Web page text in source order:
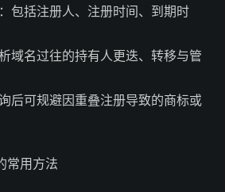
包括注册人、注册时间、到期时
域名过往的持有人更迭、转移与管
后可规避因重叠注册导致的商标或
常用方法